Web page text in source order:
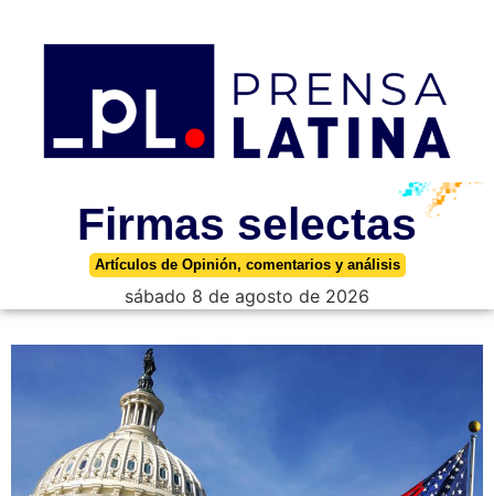
Firmas selectas
Artículos de Opinión, comentarios y análisis
sábado 8 de agosto de 2026